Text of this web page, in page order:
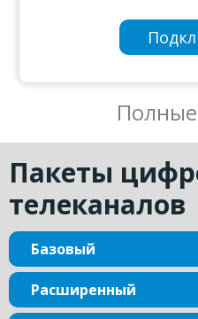
Полные
Пакеты
телеканалов
Базовый
Расширенный